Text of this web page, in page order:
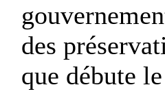
des
que débute